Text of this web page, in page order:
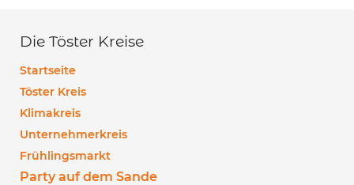
Die Töster Kreise
Startseite
Töster Kreis
Klimakreis
Unternehmerkreis
Frühlingsmarkt
Party auf dem Sande